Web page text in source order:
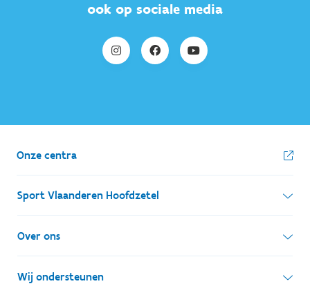
ook op sociale media
Onze centra
Sport Vlaanderen Hoofdzetel
Simon Bolivarlaan 17
1000 Brussel
Ondernemingsnummer: BE 0248.142.826
Over ons
Wie zijn we, wat doen we
Wij ondersteunen